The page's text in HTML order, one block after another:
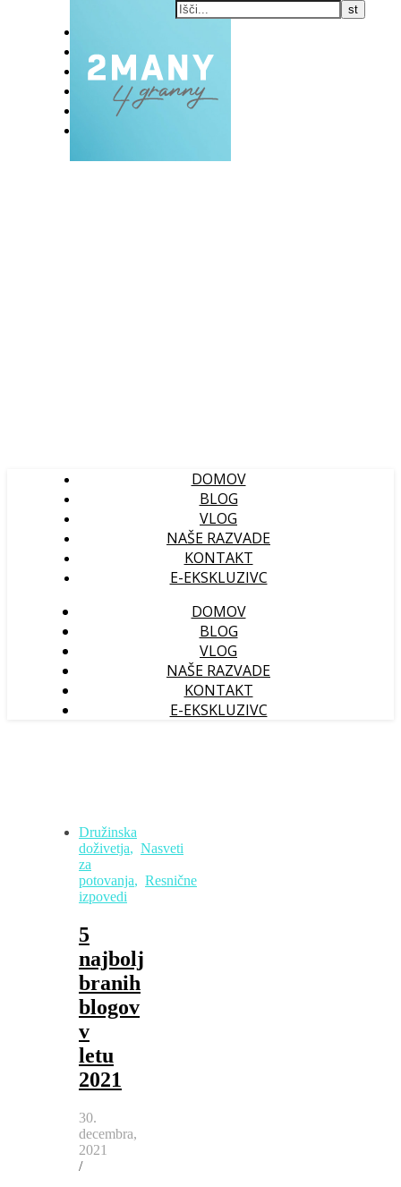
BLOG
VLOG
NAŠE RAZVADE
KONTAKT
DOMOV
BLOG
VLOG
NAŠE RAZVADE
KONTAKT
E-EKSKLUZIVC
DOMOV
BLOG
VLOG
NAŠE RAZVADE
KONTAKT
E-EKSKLUZIVC
Družinska
doživetja, Nasveti
za
potovanja, Resnične
izpovedi
5
najbolj
branih
blogov
v
letu
2021
30.
decembra,
2021
/